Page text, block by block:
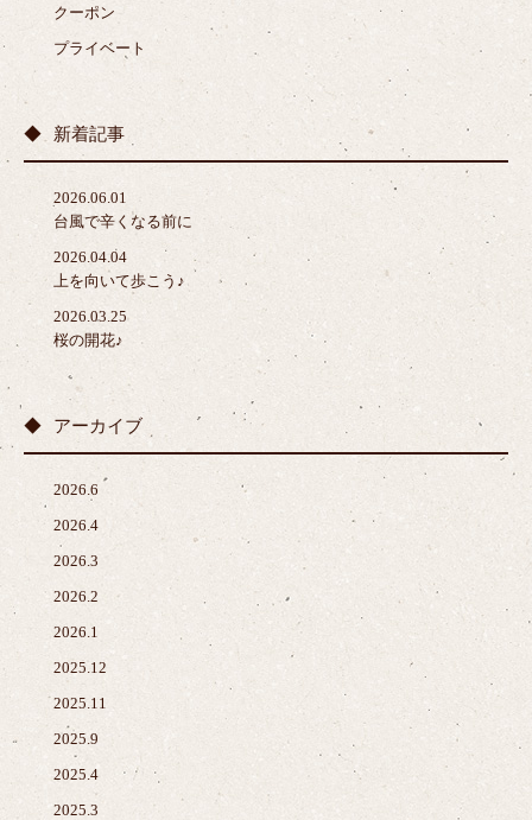
クーポン
プライベート
新着記事
2026.06.01
台風で辛くなる前に
2026.04.04
上を向いて歩こう♪
2026.03.25
桜の開花♪
アーカイブ
2026.6
2026.4
2026.3
2026.2
2026.1
2025.12
2025.11
2025.9
2025.4
2025.3